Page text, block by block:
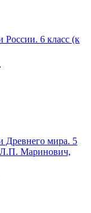
России. 6 класс (к
Древнего мира. 5
Маринович,